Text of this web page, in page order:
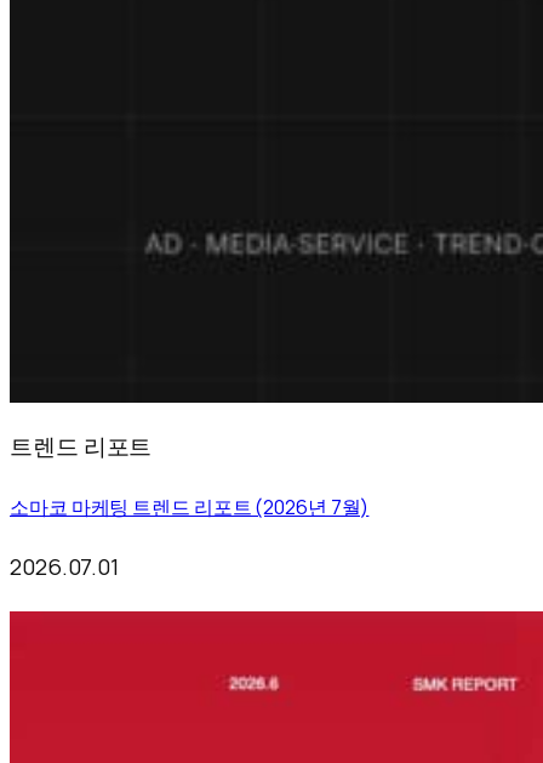
트렌드 리포트
소마코 마케팅 트렌드 리포트 (2026년 7월)
2026.07.01